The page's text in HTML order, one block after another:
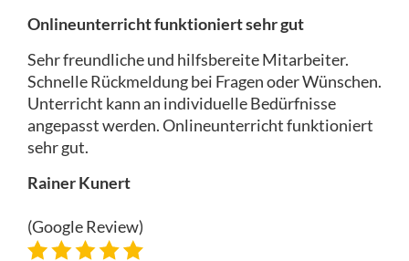
Onlineunterricht funktioniert sehr gut
Sehr freundliche und hilfsbereite Mitarbeiter.
Schnelle Rückmeldung bei Fragen oder Wünschen.
Unterricht kann an individuelle Bedürfnisse
angepasst werden. Onlineunterricht funktioniert
sehr gut.
Rainer Kunert
(Google Review)